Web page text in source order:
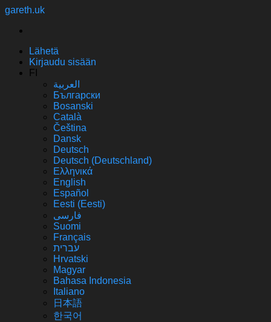
gareth.uk
Lähetä
Kirjaudu sisään
FI
العربية
Български
Bosanski
Сatalà
Čeština
Dansk
Deutsch
Deutsch (Deutschland)
Ελληνικά
English
Español
Eesti (Eesti)
فارسی
Suomi
Français
עברית
Hrvatski
Magyar
Bahasa Indonesia
Italiano
日本語
한국어